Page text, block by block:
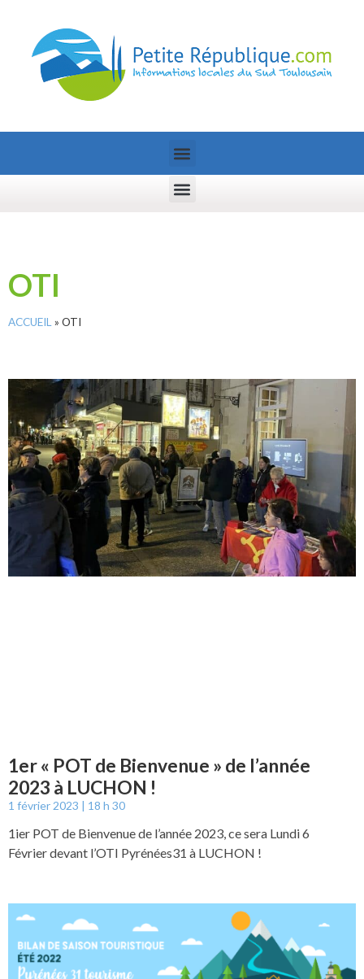
OTI
ACCUEIL » OTI
1er « POT de Bienvenue » de l’année
2023 à LUCHON !
1 février 2023 18 h 30
1ier POT de Bienvenue de l’année 2023, ce sera Lundi 6
Février devant l’OTI Pyrénées31 à LUCHON !